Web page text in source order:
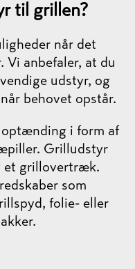
til grillen?
når det
Vi anbefaler, at du
udstyr, og
behovet opstår.
optænding i form af
Grilludstyr
et grillovertræk.
som
folie- eller